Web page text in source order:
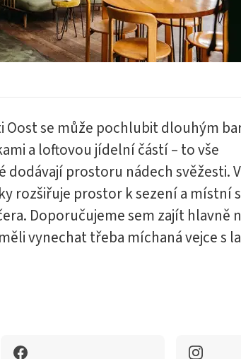
Oost se může pochlubit dlouhým
a loftovou jídelní částí – to vše
prostoru nádech svěžesti.
rozšiřuje prostor k sezení a místní
Doporučujeme sem zajít hlavně
vynechat třeba míchaná vejce s